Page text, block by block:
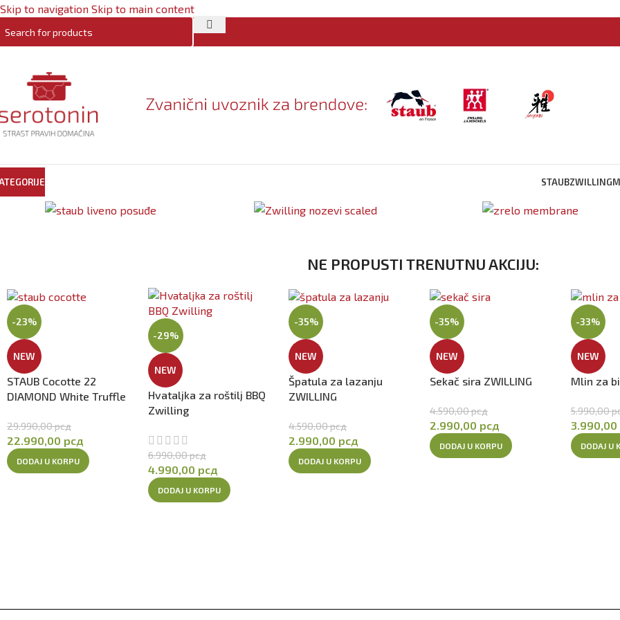
Skip to navigation Skip to main content
STAUBZWILLING
NE PROPUSTI TRENUTNU AKCIJU:
-23%
NEW
STAUB Cocotte 22
DIAMOND White Truffle
29.990,00рсд
22.990,00 рсд
DODAJ U KORPU
-29%
NEW
Hvataljka za roštilj BBQ
Zwilling
6.990,00рсд
4.990,00 рсд
DODAJ U KORPU
-35%
NEW
Špatula za lazanju
ZWILLING
4.590,00рсд
2.990,00 рсд
DODAJ U KORPU
-35%
NEW
Sekač sira ZWILLING
4.590,00рсд
2.990,00 рсд
DODAJ U KORPU
-33%
NEW
Mlin za
5.990,00
3.990,00
DODAJ U